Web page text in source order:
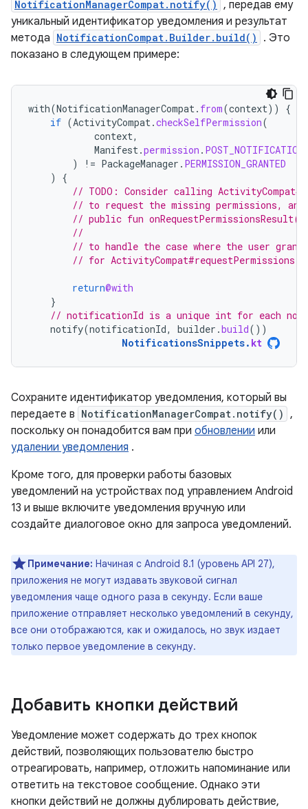
NotificationManagerCompat.notify()
, передав ему
уникальный идентификатор уведомления и результат
метода NotificationCompat.Builder.build()
. Это
показано в следующем примере:
with(NotificationManagerCompat. from(context))
{
if (ActivityCompat.checkSelfPermission(
context,
Manifest.permission .
)
!= PackageManager . PERMISSION_GRANTED
)
{
// TODO: Consider calling
// to request the missing permissions,
// public fun
//
// to handle the case where the user
// for ActivityCompat#requestPermissions
return@with
}
// notificationId is a unique int for each
notify(notificationId, builder .build())
NotificationsSnippets. kt
Сохраните идентификатор уведомления, который вы
передаете в NotificationManagerCompat.notify()
,
поскольку он понадобится вам при обновлении или
удалении уведомления .
Кроме того, для проверки работы базовых
уведомлений на устройствах под управлением Android
13 и выше включите уведомления вручную или
создайте диалоговое окно для запроса уведомлений.
Примечание: Начиная с Android 8.1 (уровень API 27),
приложения не могут издавать звуковой сигнал
уведомления чаще одного раза в секунду. Если ваше
приложение отправляет несколько уведомлений в секунду,
все они отображаются, как и ожидалось, но звук издает
только первое уведомление в секунду.
Добавить кнопки действий
Уведомление может содержать до трех кнопок
действий, позволяющих пользователю быстро
отреагировать, например, отложить напоминание или
ответить на текстовое сообщение. Однако эти
кнопки действий не должны дублировать действие,